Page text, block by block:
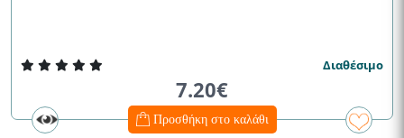
Διαθέσιμο
7.20€
Προσθήκη στο καλάθι